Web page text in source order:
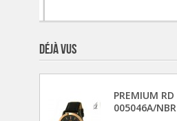
DÉJÀ VUS
PREMIUM RD
005046A/NBR